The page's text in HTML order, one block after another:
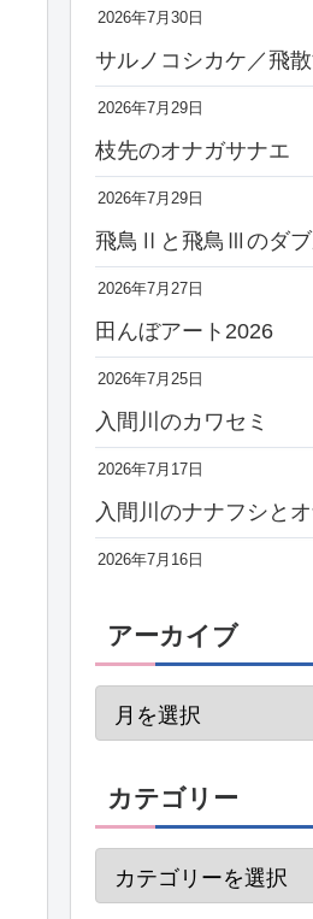
2026年7月30日
サルノコシカケ／飛
2026年7月29日
枝先のオナガサナエ
2026年7月29日
飛鳥Ⅱと飛鳥Ⅲのダブ
2026年7月27日
田んぼアート2026
2026年7月25日
入間川のカワセミ
2026年7月17日
入間川のナナフシと
2026年7月16日
アーカイブ
カテゴリー